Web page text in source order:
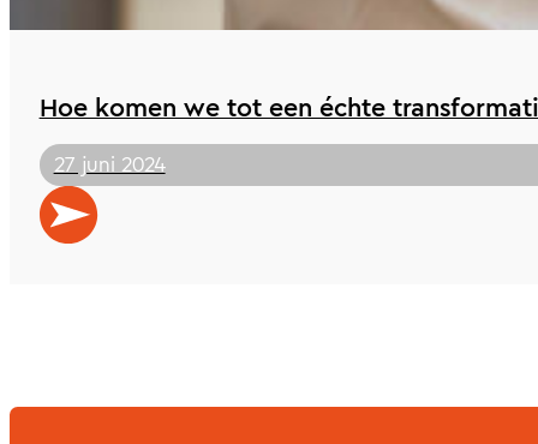
Hoe komen we tot een échte
27 juni 2024